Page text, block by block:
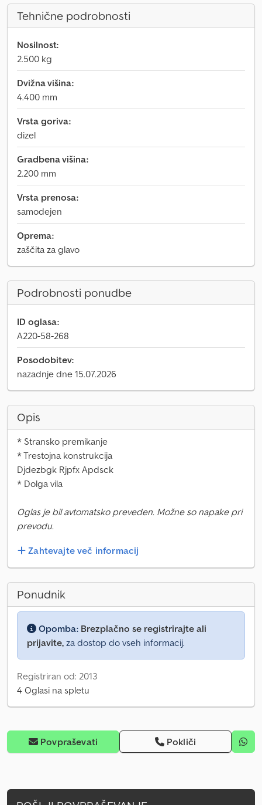
Tehnične podrobnosti
Nosilnost:
2.500 kg
Dvižna višina:
4.400 mm
Vrsta goriva:
dizel
Gradbena višina:
2.200 mm
Vrsta prenosa:
samodejen
Oprema:
zaščita za glavo
Podrobnosti ponudbe
ID oglasa:
A220-58-268
Posodobitev:
nazadnje dne 15.07.2026
Opis
* Stransko premikanje
* Trestojna konstrukcija
Djdezbgk Rjpfx Apdsck
* Dolga vila
Oglas je bil avtomatsko preveden. Možne so napake pri
prevodu.
Zahtevajte več informacij
Ponudnik
Opomba: Brezplačno se registrirajte ali
prijavite, za dostop do vseh informacij.
Registriran od: 2013
4 Oglasi na spletu
Povpraševati Pokliči